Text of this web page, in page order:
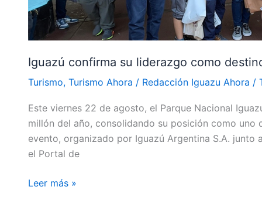
Iguazú confirma su liderazgo como
Turismo, Turismo Ahora / Redacción Iguazu Ahora /
Este viernes 22 de agosto, el Parque Nacional
millón del año, consolidando su posición como
evento, organizado por Iguazú Argentina S.A. junto
el Portal de
de
visitantes
Leer más »